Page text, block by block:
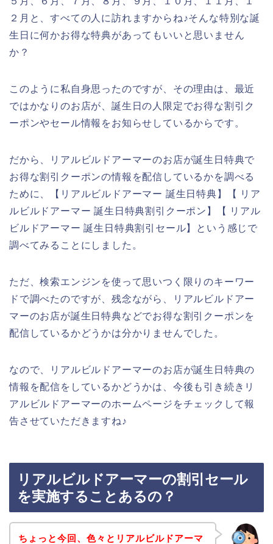
２月と、すべての人に訪れますからね♪そんな特別な誕
生日に何かお得な特典があってもいいと思いません
か？
このように私自身思ったのですが、その理由は、最近
ではかなりのお店が、誕生日の人限定でお得な割引ク
ーポンやセール情報をお知らせしているからです。
だから、リアルビルドアーマーのお店が誕生日特典で
お得な割引クーポンの情報を配信しているかを調べる
ために、【リアルビルドアーマー 誕生日特典】【 リア
ルビルドアーマー 誕生日特典割引クーポン】【 リアル
ビルドアーマー 誕生日特典割引セール】という感じで
調べてみることにしました。
ただ、検索エンジンを使って思いつく限りのキーワー
ドで調べたのですが、残念ながら、リアルビルドアー
マーのお店が誕生日特典などでお得な割引クーポンを
配信しているかどうかは分かりませんでした。
なので、リアルビルドアーマーのお店が誕生日特典の
情報を配信をしているかどうかは、今後も引き続きリ
アルビルドアーマーのホームページをチェックして報
告させていただきますね♪
リアルビルドアーマーの割引セール
を実施することあるの？
ちょっと今回、色々とリアルビルドアーマ